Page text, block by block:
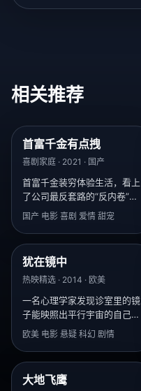
相关推荐
首富千金有点拽
喜剧家庭 · 2021 · 国产
首富千金装穷体验生活，看上
了公司最反套路的“反内卷”保
安，结果保安才是真正的首
国产 电影 喜剧 爱情 甜宠
犹在镜中
热映精选 · 2014 · 欧美
一名心理学家发现诊室里的镜
子能映照出平行宇宙的自己，
而那些宇宙里的他，似乎都在
欧美 电影 悬疑 科幻 剧情
大地飞鹰